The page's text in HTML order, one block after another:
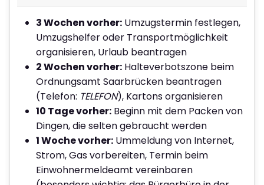
3 Wochen vorher: Umzugstermin festlegen,
Umzugshelfer oder Transportmöglichkeit
organisieren, Urlaub beantragen
2 Wochen vorher: Halteverbotszone beim
Ordnungsamt Saarbrücken beantragen
(Telefon: TELEFON), Kartons organisieren
10 Tage vorher: Beginn mit dem Packen von
Dingen, die selten gebraucht werden
1 Woche vorher: Ummeldung von Internet,
Strom, Gas vorbereiten, Termin beim
Einwohnermeldeamt vereinbaren